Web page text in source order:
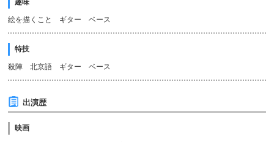
趣味
絵を描くこと ギター ベース
特技
殺陣 北京語 ギター ベース
出演歴
映画